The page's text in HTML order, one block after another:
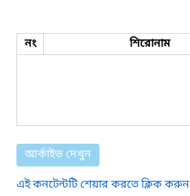
নং শিরোনাম
আর্কাইভ দেখুন
এই কনটেন্টটি শেয়ার করতে ক্লিক করুন